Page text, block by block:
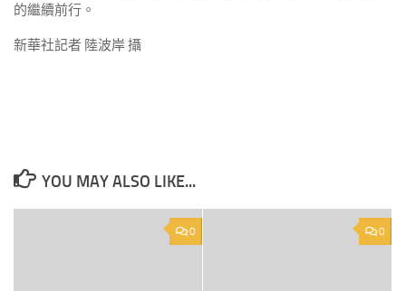
的繼續前行。
新華社記者 陸波岸 攝
YOU MAY ALSO LIKE...
0 0